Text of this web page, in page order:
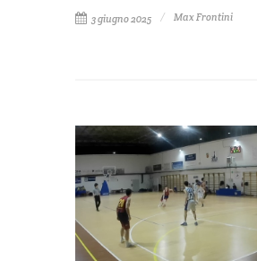
3 giugno 2025 Max Frontini